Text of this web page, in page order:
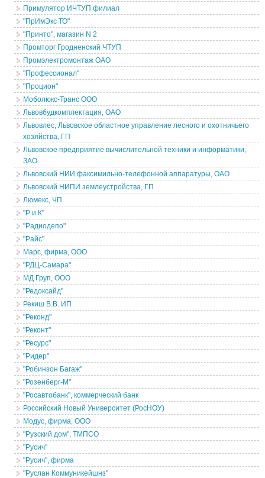
Примулятор ИЧТУП филиал
"ПрИмЭкс ТО"
"Принто", магазин N 2
Промторг Гродненский ЧТУП
Промэлектромонтаж ОАО
"Профессионал"
"Процион"
Моболюкс-Транс ООО
Львовбудкомплектация, ОАО
Львовлес, Львовское областное управление лесного и охотничьего
хозяйства, ГП
Львовское предприятие вычислительной техники и информатики,
ЗАО
Львовский НИИ факсимильно-телефонной аппаратуры, ОАО
Львовский НИПИ землеустройства, ГП
Люмекс, ЧП
"Р и К"
"Радиодепо"
"Райс"
Марс, фирма, ООО
"РДЦ-Самара"
МД Груп, ООО
"Редоксайд"
Рекиш В.В. ИП
"Реконд"
"Реконт"
"Ресурс"
"Ридер"
"Робинзон Багаж"
"Розенберг-М"
"Росавтобанк", коммерческий банк
Российский Новый Университет (РосНОУ)
Модус, фирма, ООО
"Рузский дом", ТМПСО
"Русич"
"Русич", фирма
"Руслан Коммуникейшнз"